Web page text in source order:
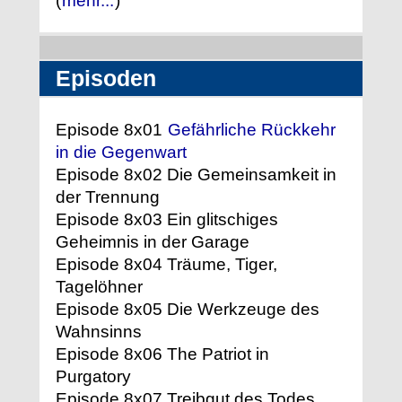
Episoden
Episode 8x01 Gefährliche Rückkehr
in die Gegenwart
Episode 8x02 Die Gemeinsamkeit in
der Trennung
Episode 8x03 Ein glitschiges
Geheimnis in der Garage
Episode 8x04 Träume, Tiger,
Tagelöhner
Episode 8x05 Die Werkzeuge des
Wahnsinns
Episode 8x06 The Patriot in
Purgatory